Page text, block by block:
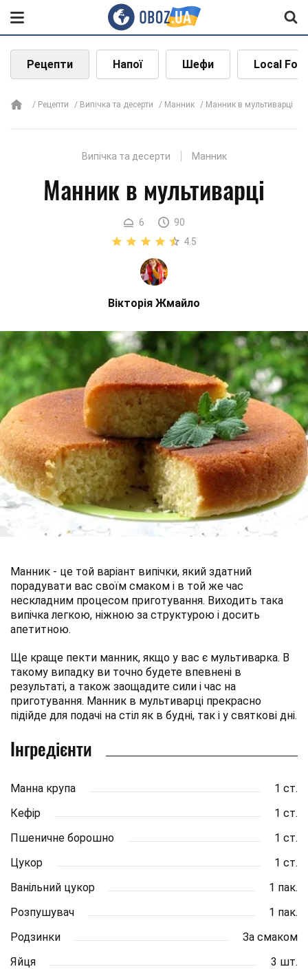
Рецепти Напої Шефи Local
Рецепти Випічка та десерти Манник Манник в мультиварці
Випічка та десерти Манник
Манник в мультиварці
6
90
4.5
Вікторія Жмайло
Манник - це той варіант випічки, який здатний
порадувати вас своїм смаком і в той же час
нескладним процесом приготування. Виходить така
випічка легкою, ніжною за структурою і досить
апетитною.
Ще краще пекти манник, якщо у вас є мультиварка. В
такому випадку ви точно будете впевнені в
результаті, а також заощадите сили і час на
приготування. Манник в мультиварці прекрасно
підійде для подачі на стіл як в будні, так і у святкові дні.
Інгредієнти
Манна крупа
1 ст.
Кефір
1 ст.
Пшеничне борошно
1 ст.
Цукор
1 ст.
Ванільний цукор
1 пак.
Розпушувач
1 пак.
Родзинки
За смаком
Яйця
3 шт.